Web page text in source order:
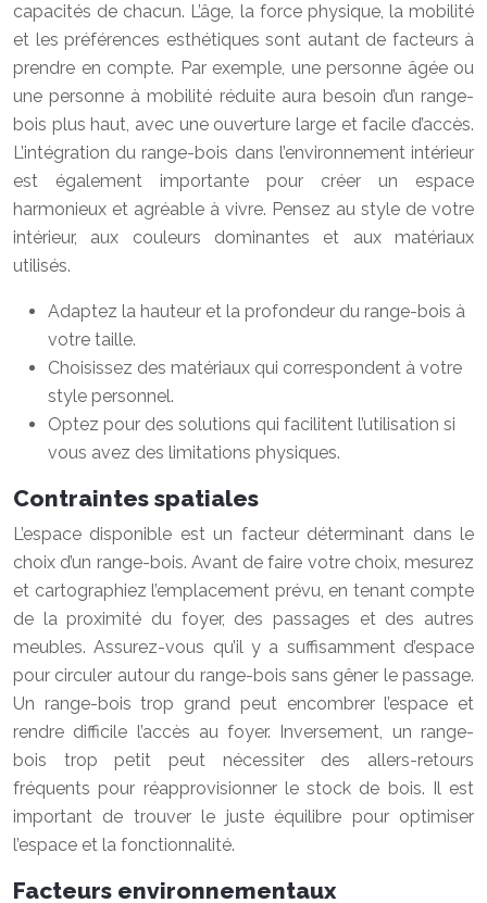
capacités de chacun. L’âge, la force physique, la mobilité
et les préférences esthétiques sont autant de facteurs à
prendre en compte. Par exemple, une personne âgée ou
une personne à mobilité réduite aura besoin d’un range-
bois plus haut, avec une ouverture large et facile d’accès.
L’intégration du range-bois dans l’environnement intérieur
est également importante pour créer un espace
harmonieux et agréable à vivre. Pensez au style de votre
intérieur, aux couleurs dominantes et aux matériaux
utilisés.
Adaptez la hauteur et la profondeur du range-bois à
votre taille.
Choisissez des matériaux qui correspondent à votre
style personnel.
Optez pour des solutions qui facilitent l’utilisation si
vous avez des limitations physiques.
Contraintes spatiales
L’espace disponible est un facteur déterminant dans le
choix d’un range-bois. Avant de faire votre choix, mesurez
et cartographiez l’emplacement prévu, en tenant compte
de la proximité du foyer, des passages et des autres
meubles. Assurez-vous qu’il y a suffisamment d’espace
pour circuler autour du range-bois sans gêner le passage.
Un range-bois trop grand peut encombrer l’espace et
rendre difficile l’accès au foyer. Inversement, un range-
bois trop petit peut nécessiter des allers-retours
fréquents pour réapprovisionner le stock de bois. Il est
important de trouver le juste équilibre pour optimiser
l’espace et la fonctionnalité.
Facteurs environnementaux